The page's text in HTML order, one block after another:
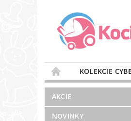
KOLEKCIE
STAROSTLIVOSŤ O
BLOG
AKCIE
NOVINKY